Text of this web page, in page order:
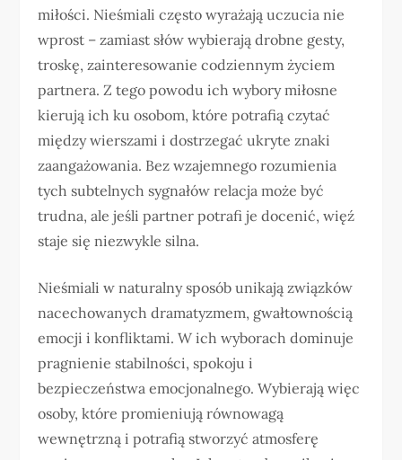
miłości. Nieśmiali często wyrażają uczucia nie
wprost – zamiast słów wybierają drobne gesty,
troskę, zainteresowanie codziennym życiem
partnera. Z tego powodu ich wybory miłosne
kierują ich ku osobom, które potrafią czytać
między wierszami i dostrzegać ukryte znaki
zaangażowania. Bez wzajemnego rozumienia
tych subtelnych sygnałów relacja może być
trudna, ale jeśli partner potrafi je docenić, więź
staje się niezwykle silna.
Nieśmiali w naturalny sposób unikają związków
nacechowanych dramatyzmem, gwałtownością
emocji i konfliktami. W ich wyborach dominuje
pragnienie stabilności, spokoju i
bezpieczeństwa emocjonalnego. Wybierają więc
osoby, które promieniują równowagą
wewnętrzną i potrafią stworzyć atmosferę